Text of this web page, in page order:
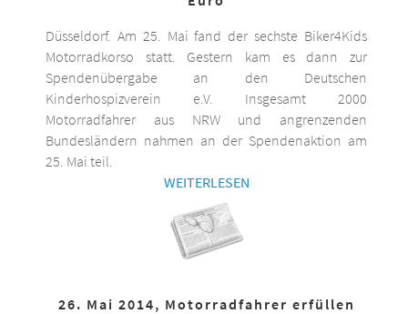
Düsseldorf. Am 25. Mai fand der sechste Biker4Kids
Motorradkorso statt. Gestern kam es dann zur
Spendenübergabe an den Deutschen
Kinderhospizverein e.V. Insgesamt 2000
Motorradfahrer aus NRW und angrenzenden
Bundesländern nahmen an der Spendenaktion am
25. Mai teil.
WEITERLESEN
26. Mai 2014, Motorradfahrer erfüllen